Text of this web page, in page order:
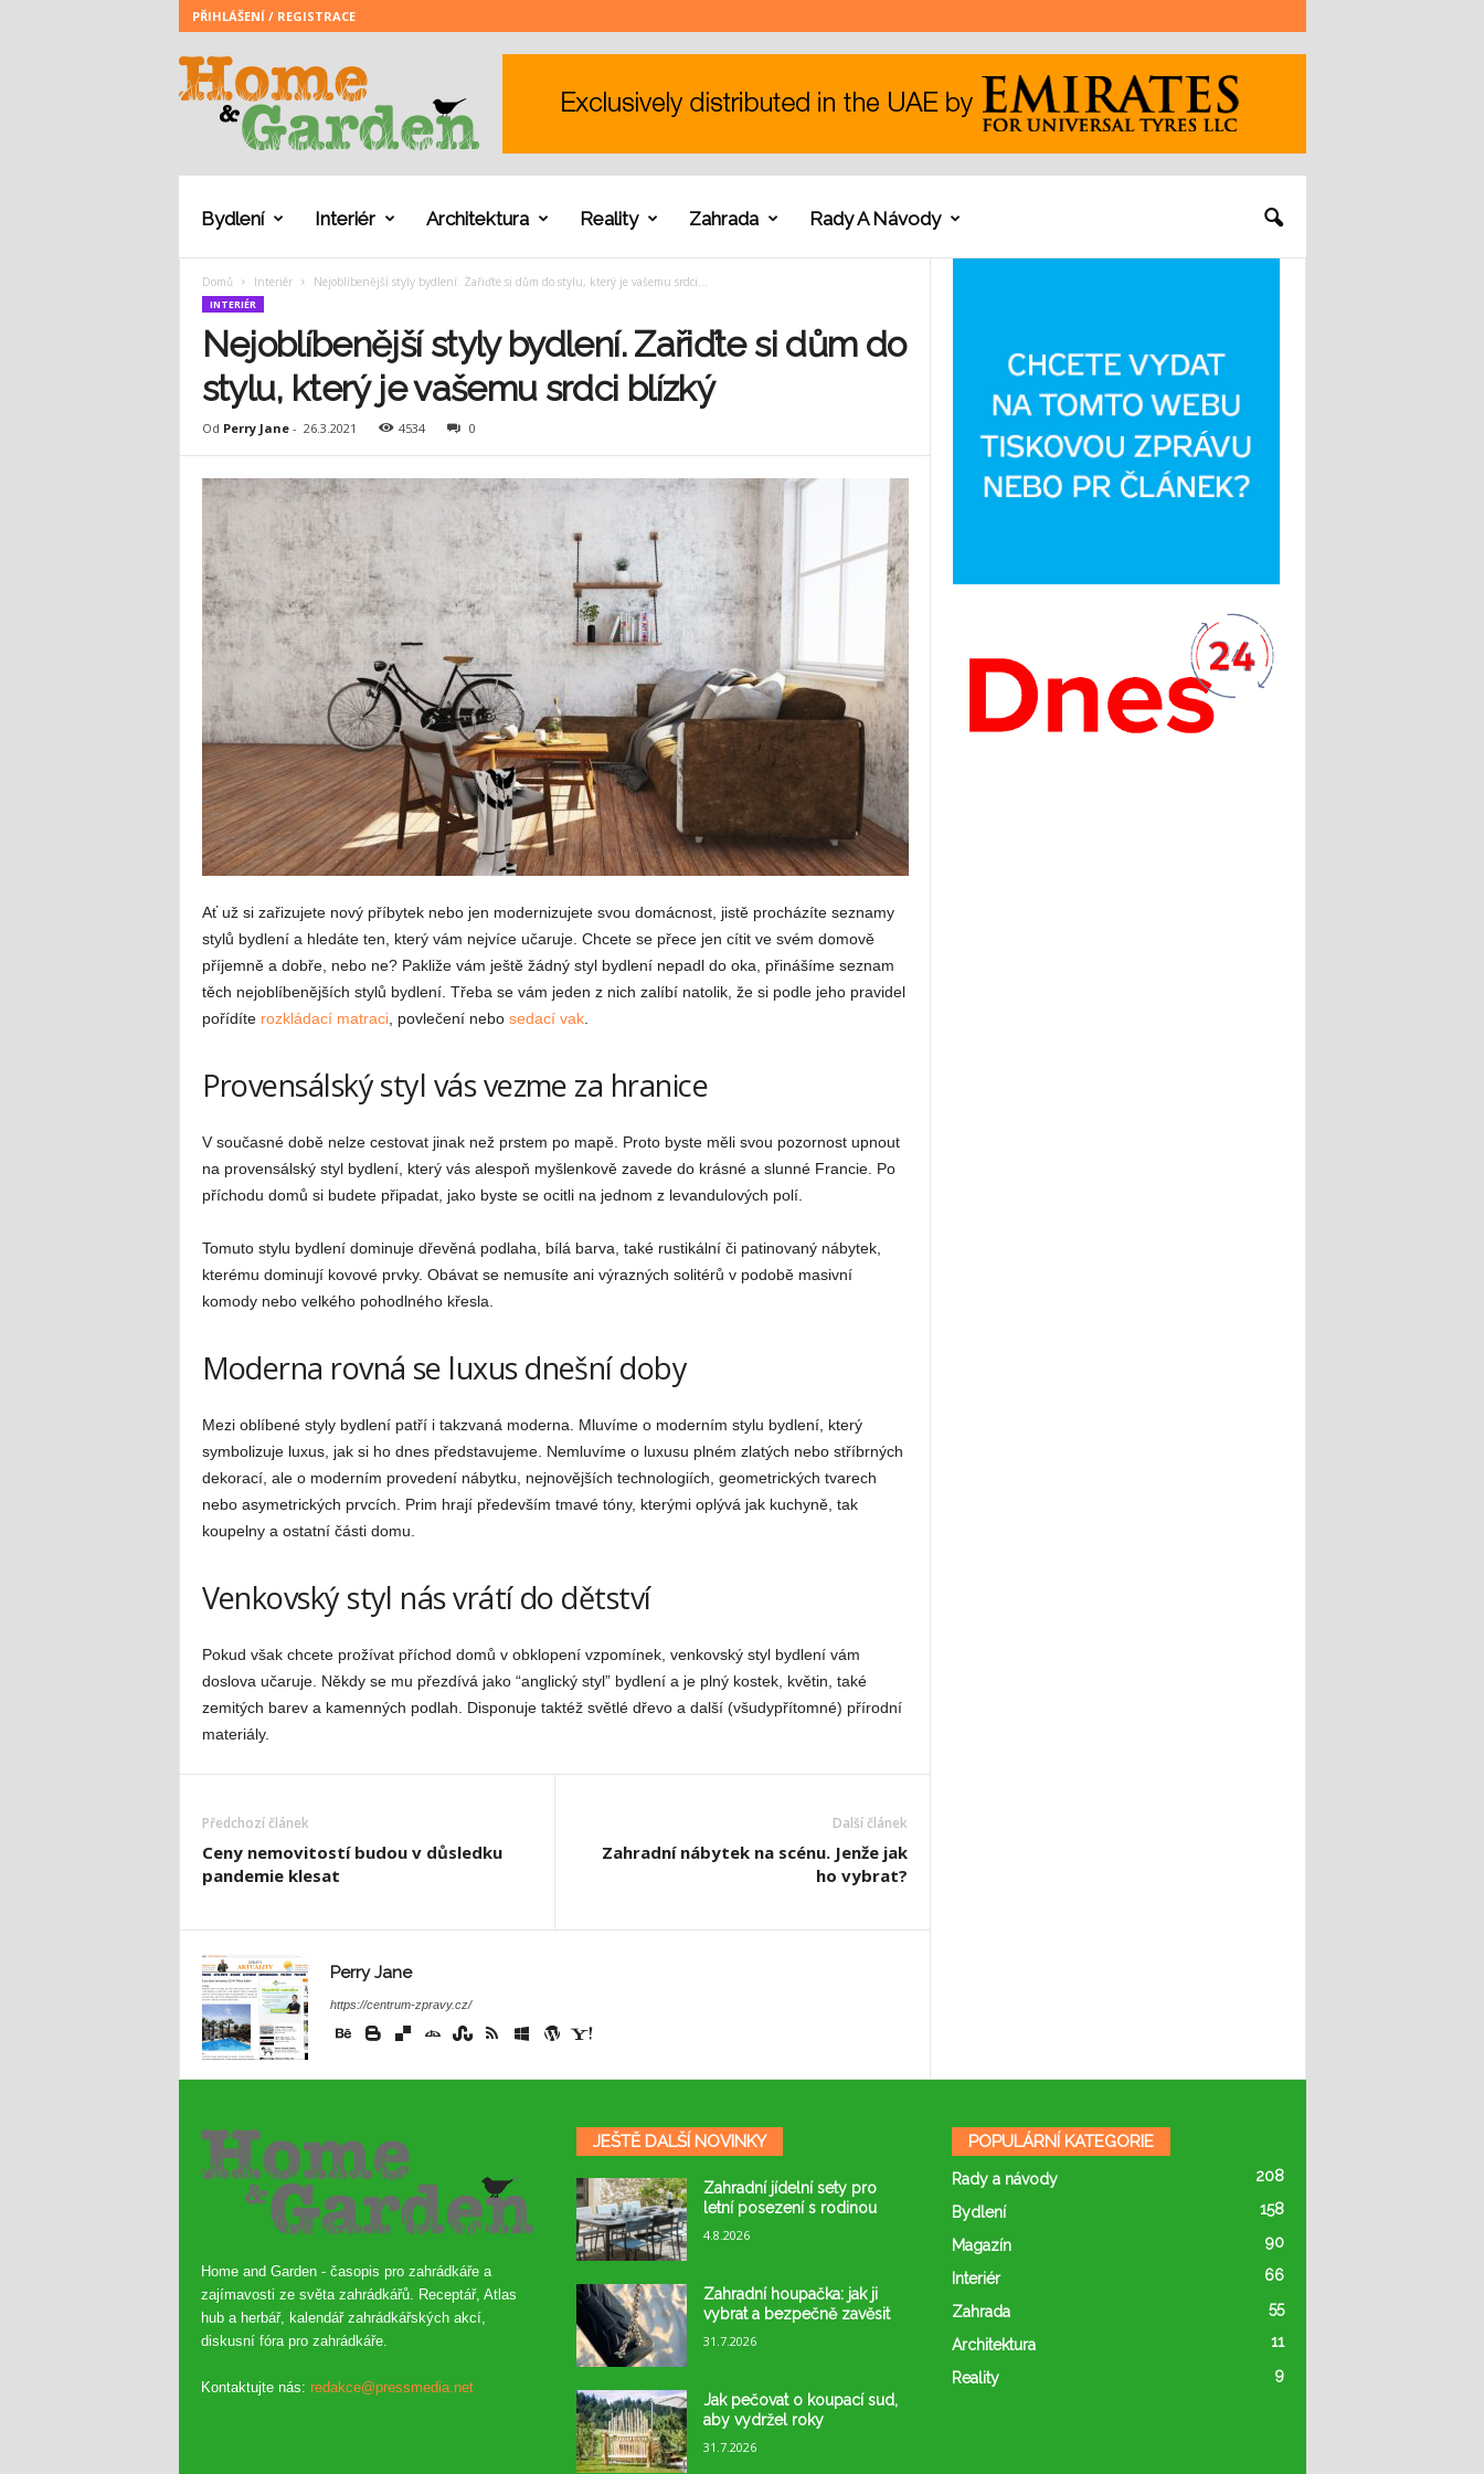
PŘIHLÁŠENÍ / REGISTRACE
m
r
Bydlení Interiér Architektura Reality Zahrada Rady A Návody
Domů Interiér Nejoblíbenější styly bydlení. Zařiďte si dům do stylu, který je vašemu srdci...
INTERIÉR
Nejoblíbenější styly bydlení. Zařiďte si dům do
stylu, který je vašemu srdci blízký
Od Perry Jane- 26.3.2021 4534 0
Ať už si zařizujete nový příbytek nebo jen modernizujete svou domácnost, jistě procházíte seznamy
stylů bydlení a hledáte ten, který vám nejvíce učaruje. Chcete se přece jen cítit ve svém domově
příjemně a dobře, nebo ne? Pakliže vám ještě žádný styl bydlení nepadl do oka, přinášíme seznam
těch nejoblíbenějších stylů bydlení. Třeba se vám jeden z nich zalíbí natolik, že si podle jeho pravidel
pořídíte rozkládací matraci, povlečení nebo sedací vak.
Provensálský styl vás vezme za hranice
V současné době nelze cestovat jinak než prstem po mapě. Proto byste měli svou pozornost upnout
na provensálský styl bydlení, který vás alespoň myšlenkově zavede do krásné a slunné Francie. Po
příchodu domů si budete připadat, jako byste se ocitli na jednom z levandulových polí.
Tomuto stylu bydlení dominuje dřevěná podlaha, bílá barva, také rustikální či patinovaný nábytek,
kterému dominují kovové prvky. Obávat se nemusíte ani výrazných solitérů v podobě masivní
komody nebo velkého pohodlného křesla.
Moderna rovná se luxus dnešní doby
Mezi oblíbené styly bydlení patří i takzvaná moderna. Mluvíme o moderním stylu bydlení, který
symbolizuje luxus, jak si ho dnes představujeme. Nemluvíme o luxusu plném zlatých nebo stříbrných
dekorací, ale o moderním provedení nábytku, nejnovějších technologiích, geometrických tvarech
nebo asymetrických prvcích. Prim hrají především tmavé tóny, kterými oplývá jak kuchyně, tak
koupelny a ostatní části domu.
Venkovský styl nás vrátí do dětství
Pokud však chcete prožívat příchod domů v obklopení vzpomínek, venkovský styl bydlení vám
doslova učaruje. Někdy se mu přezdívá jako “anglický styl” bydlení a je plný kostek, květin, také
zemitých barev a kamenných podlah. Disponuje taktéž světlé dřevo a další (všudypřítomné) přírodní
materiály.
Předchozí článek
Ceny nemovitostí budou v důsledku
pandemie klesat
Další článek
Zahradní nábytek na scénu. Jenže jak
ho vybrat?
Perry Jane
https://centrum-zpravy.cz/
Home and Garden - časopis pro zahrádkáře a
zajímavosti ze světa zahrádkářů. Receptář, Atlas
hub a herbář, kalendář zahrádkářských akcí,
diskusní fóra pro zahrádkáře.
Kontaktujte nás: redakce@pressmedia.net
JEŠTĚ DALŠÍ NOVINKY
Zahradní jídelní sety pro
letní posezení s rodinou
4.8.2026
Zahradní houpačka: jak ji
vybrat a bezpečně zavěsit
31.7.2026
Jak pečovat o koupací sud,
aby vydržel roky
31.7.2026
POPULÁRNÍ KATEGORIE
Rady a návody 208
Bydlení 158
Magazín 90
Interiér 66
Zahrada 55
Architektura 11
Reality 9